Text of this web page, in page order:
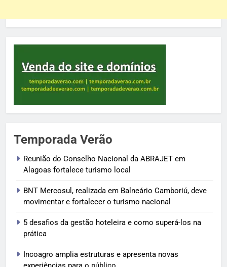
Temporada Verão
Reunião do Conselho Nacional da ABRAJET em
Alagoas fortalece turismo local
BNT Mercosul, realizada em Balneário Camboriú, deve
movimentar e fortalecer o turismo nacional
5 desafios da gestão hoteleira e como superá-los na
prática
Incoagro amplia estruturas e apresenta novas